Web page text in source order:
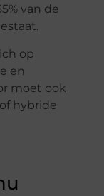
van de
op
en
moet ook
hybride